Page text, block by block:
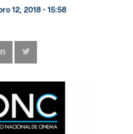
12, 2018 - 15:58